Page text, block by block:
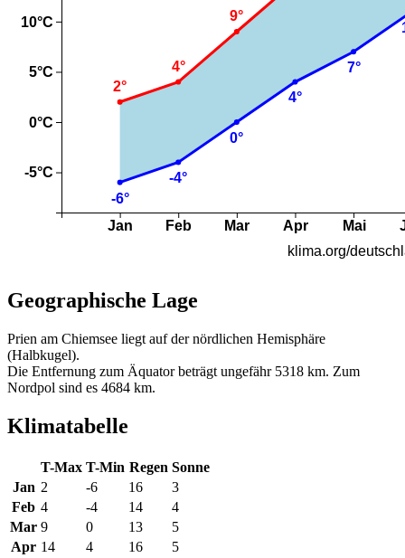
Geographische Lage
Prien am Chiemsee liegt auf der nördlichen Hemisphäre
(Halbkugel).
Die Entfernung zum Äquator beträgt ungefähr 5318 km. Zum
Nordpol sind es 4684 km.
Klimatabelle
T-Max T-Min Regen Sonne
Jan 2 -6 16
3
Feb 4 -4 14
4
Mar 9 0 13
5
Apr 14 4 16 5